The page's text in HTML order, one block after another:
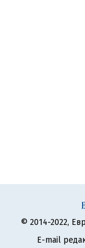
© 2014-2022,
E-mail